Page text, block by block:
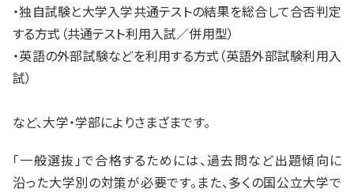
・独自試験と大学入学共通テストの結果を総合して合否判定
する方式（共通テスト利用入試／併用型）
・英語の外部試験などを利用する方式（英語外部試験利用入
試）
など、大学・学部によりさまざまです。
「一般選抜」で合格するためには、過去問など出題傾向に
沿った大学別の対策が必要です。また、多くの国公立大学で